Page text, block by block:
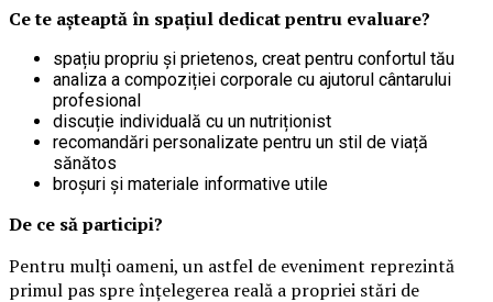
Ce te așteaptă în spațiul dedicat pentru evaluare?
spațiu propriu și prietenos, creat pentru confortul tău
analiza a compoziției corporale cu ajutorul cântarului
profesional
discuție individuală cu un nutriționist
recomandări personalizate pentru un stil de viață
sănătos
broșuri și materiale informative utile
De ce să participi?
Pentru mulți oameni, un astfel de eveniment reprezintă
primul pas spre înțelegerea reală a propriei stări de